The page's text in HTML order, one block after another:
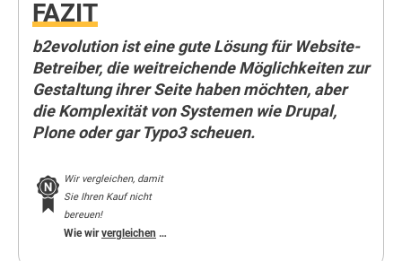
FAZIT
b2evolution ist eine gute Lösung für Website-
Betreiber, die weitreichende Möglichkeiten zur
Gestaltung ihrer Seite haben möchten, aber
die Komplexität von Systemen wie Drupal,
Plone oder gar Typo3 scheuen.
Wir vergleichen, damit
Sie Ihren Kauf nicht
bereuen!
Wie wirvergleichen …